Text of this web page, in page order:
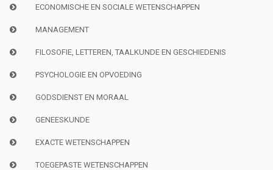
ECONOMISCHE EN SOCIALE WETENSCHAPPEN
MANAGEMENT
FILOSOFIE, LETTEREN, TAALKUNDE EN GESCHIEDENIS
PSYCHOLOGIE EN OPVOEDING
GODSDIENST EN MORAAL
GENEESKUNDE
EXACTE WETENSCHAPPEN
TOEGEPASTE WETENSCHAPPEN